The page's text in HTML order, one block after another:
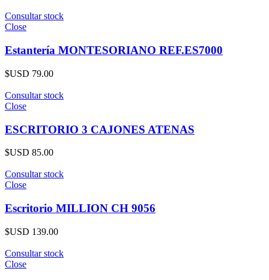
Consultar stock
Close
Estantería MONTESORIANO REF.ES7000
$USD 79.00
Consultar stock
Close
ESCRITORIO 3 CAJONES ATENAS
$USD 85.00
Consultar stock
Close
Escritorio MILLION CH 9056
$USD 139.00
Consultar stock
Close